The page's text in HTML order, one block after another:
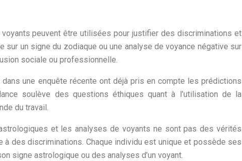
peuvent être utilisées pour justifier des discriminations et
sur un signe du zodiaque ou une analyse de voyance négative sur
sociale ou professionnelle.
une enquête récente ont déjà pris en compte les prédictions
soulève des questions éthiques quant à l’utilisation de la
du travail.
et les analyses de voyants ne sont pas des vérités
des discriminations. Chaque individu est unique et possède ses
signe astrologique ou des analyses d’un voyant.